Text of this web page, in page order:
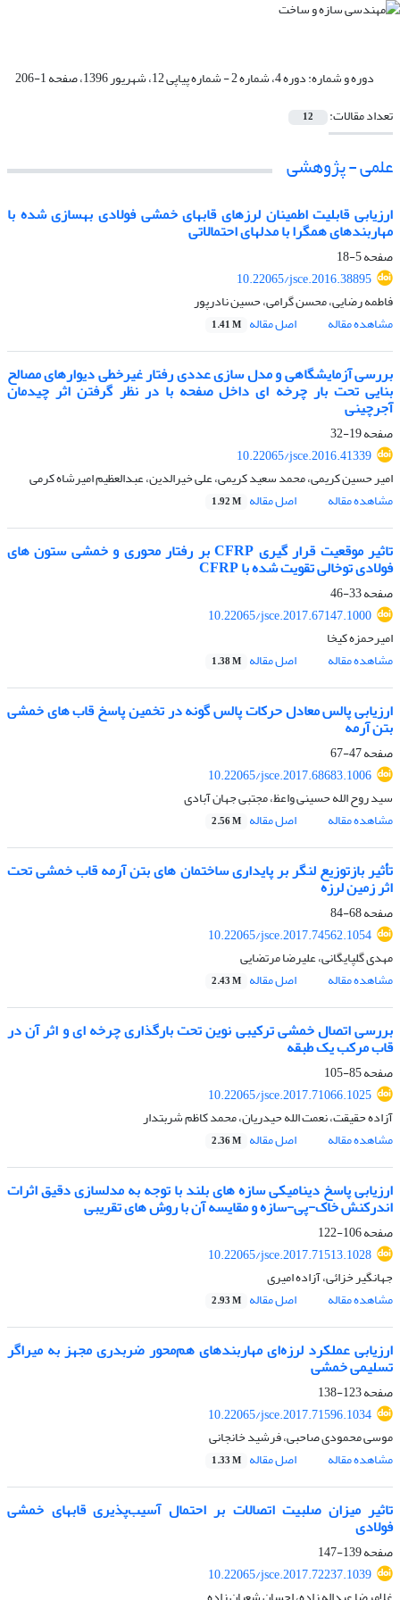
دوره و شماره:دوره 4، شماره 2 - شماره پیاپی 12، شهریور 1396، صفحه 1-206
تعداد مقالات:
12
علمی - پژوهشی
ارزیابی قابلیت ‏اطمینان لرزه‏ای قاب‏های خمشی فولادی بهسازی شده با
مهاربندهای همگرا با مدل‏های احتمالاتی
صفحه5-18
10.22065/jsce.2016.38895
فاطمه رضایی، محسن گرامی، حسین نادرپور
مشاهده مقاله
اصل مقاله 1.41 M
بررسی آزمایشگاهی و مدل سازی عددی رفتار غیرخطی دیوارهای مصالح
بنایی تحت بار چرخه ای داخل صفحه با در نظر گرفتن اثر چیدمان
آجرچینی
صفحه19-32
10.22065/jsce.2016.41339
امیر حسین کریمی، محمد سعید کریمی، علی خیرالدین، عبدالعظیم امیرشاه کرمی
مشاهده مقاله
اصل مقاله 1.92 M
تاثیر موقعیت قرار گیری CFRP بر رفتار محوری و خمشی ستون های
فولادی توخالی تقویت شده با CFRP
صفحه33-46
10.22065/jsce.2017.67147.1000
امیرحمزه کیخا
مشاهده مقاله
اصل مقاله 1.38 M
ارزیابی پالس معادل حرکات پالس گونه در تخمین پاسخ قاب های خمشی
بتن آرمه
صفحه47-67
10.22065/jsce.2017.68683.1006
سید روح الله حسینی واعظ، مجتبی جهان آبادی
مشاهده مقاله
اصل مقاله 2.56 M
تأثیر بازتوزیع لنگر بر پایداری ساختمان های بتن آرمه قاب خمشی تحت
اثر زمین لرزه
صفحه68-84
10.22065/jsce.2017.74562.1054
مهدی گلپایگانی، علیرضا مرتضایی
مشاهده مقاله
اصل مقاله 2.43 M
بررسی اتصال خمشی ترکیبی نوین تحت بارگذاری چرخه ای و اثر آن در
قاب مرکب یک طبقه
صفحه85-105
10.22065/jsce.2017.71066.1025
آزاده حقیقت، نعمت الله حیدریان، محمد کاظم شربتدار
مشاهده مقاله
اصل مقاله 2.36 M
ارزیابی پاسخ دینامیکی سازه های بلند با توجه به مدلسازی دقیق اثرات
اندرکنش خاک-پی-سازه و مقایسه آن با روش های تقریبی
صفحه106-122
10.22065/jsce.2017.71513.1028
جهانگیر خزائی، آزاده امیری
مشاهده مقاله
اصل مقاله 2.93 M
ارزیابی عملکرد لرزه‌ای مهاربندهای هم‌محور ضربدری مجهز به میراگر
تسلیمی خمشی
صفحه123-138
10.22065/jsce.2017.71596.1034
موسی محمودی صاحبی، فرشید خانجانی
مشاهده مقاله
اصل مقاله 1.33 M
تاثیر میزان صلبیت اتصالات بر احتمال آسیب‌پذیری قابهای خمشی
فولادی
صفحه139-147
10.22065/jsce.2017.72237.1039